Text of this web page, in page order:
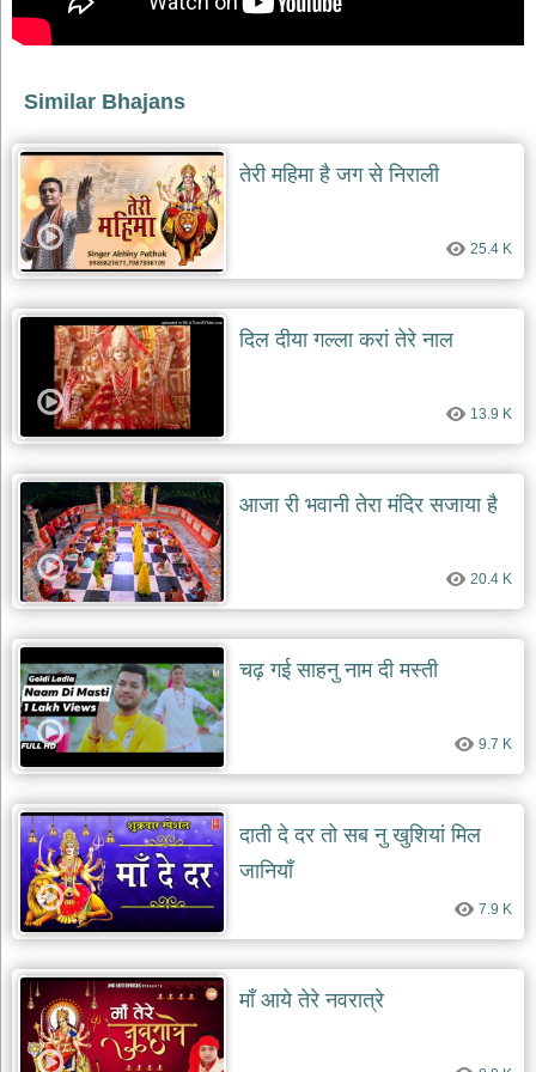
raam
bhajans
भजन
bhajans
विविध
भजन
miscellaneous
bhajans
भजन
vishnu
bhajans
बाबा
बालक
नाथ
भजन
baba
balak
nath
bhajans
देश
भक्ति
patriotic
bhajans
खाटू
श्याम
भजन
khatu
bhajans
रानी
सती
दादी
भजन
rani
dadi
bhajans
बावा
लाल
Similar Bhajans
तेरी महिमा है जग से निराली
25.4 K
दिल दीया गल्ला करां तेरे नाल
13.9 K
आजा री भवानी तेरा मंदिर सजाया है
20.4 K
चढ़ गई साहनु नाम दी मस्ती
9.7 K
दाती दे दर तो सब नु खुशियां मिल
जानियाँ
7.9 K
माँ आये तेरे नवरात्रे